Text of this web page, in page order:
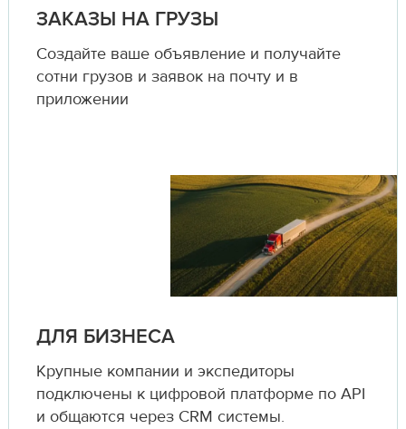
ЗАКАЗЫ НА ГРУЗЫ
Создайте ваше объявление и получайте
сотни грузов и заявок на почту и в
приложении
ДЛЯ БИЗНЕСА
Крупные компании и экспедиторы
подключены к цифровой платформе по API
и общаются через CRM системы.